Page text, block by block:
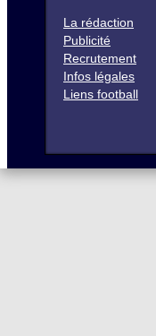
La rédaction
Publicité
Recrutement
Infos légales
Liens football